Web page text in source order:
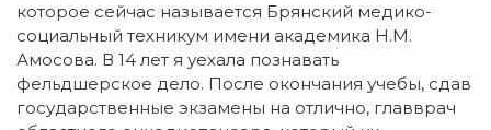
которое сейчас называется Брянский медико-
социальный техникум имени академика Н.М.
Амосова. В 14 лет я уехала познавать
фельдшерское дело. После окончания учебы, сдав
государственные экзамены на отлично, главврач